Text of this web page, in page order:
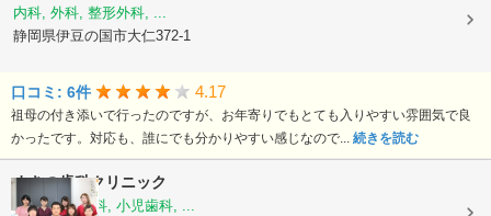
内科, 外科, 整形外科, ...
静岡県伊豆の国市大仁372-1
口コミ: 6件 4.17
祖母の付き添いで行ったのですが、お年寄りでもとても入りやすい雰囲気で良
かったです。対応も、誰にでも分かりやすい感じなので... 続きを読む
まきの歯科クリニック
歯科, 矯正歯科, 小児歯科, ...